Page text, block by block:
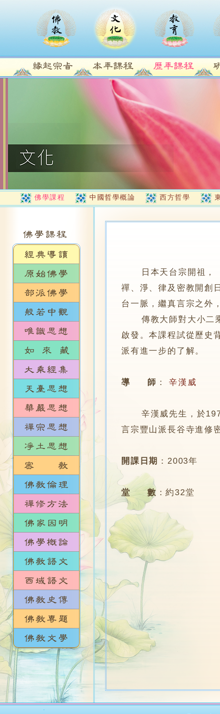
佛學課程 中國哲學概論 西方哲學
日本天台宗開祖
禪、淨、律及密教開創
台一脈，繼真言宗之外
傳教大師對大小二乘
啟發。本課程試從歷史
派有進一步的了解。
導 師 ： 辛漢威
辛漢威先生，於1973
言宗豐山派長谷寺進修
開課日期 ：2003年
堂 數 ：約32堂